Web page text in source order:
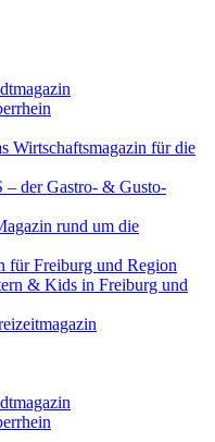
Wirtschaftsmagazin für die
der Gastro- & Gusto-
rund um die
für Freiburg und Region
& Kids in Freiburg und